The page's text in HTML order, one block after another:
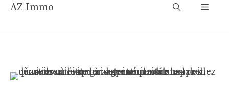
AllerAZ Immo Menu